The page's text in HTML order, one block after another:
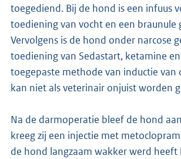
toegediend. Bij de hond is een infuus
toediening van vocht en een braunule
Vervolgens is de hond onder narcose
toediening van Sedastart, ketamine
toegepaste methode van inductie van
kan niet als veterinair onjuist worden
Na de darmoperatie bleef de hond
kreeg zij een injectie met
de hond langzaam wakker werd heeft